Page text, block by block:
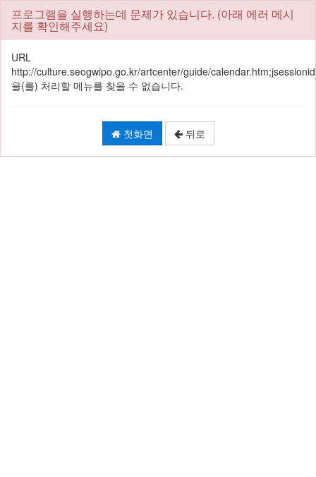
프로그램을 실행하는데 문제가 있습니다. (아래 에러 메시
지를 확인해주세요)
URL
http://culture.seogwipo.go.kr/artcenter/guide/
을(를) 처리할 메뉴를 찾을 수 없습니다.
첫화면 뒤로